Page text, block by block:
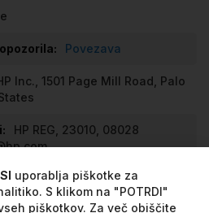
Povezava
Inc., 1501 Page Mill Road, Palo
HP REG, 23010, 08028
uporablja piškotke za
S klikom na "POTRDI"
piškotkov. Za več obiščite